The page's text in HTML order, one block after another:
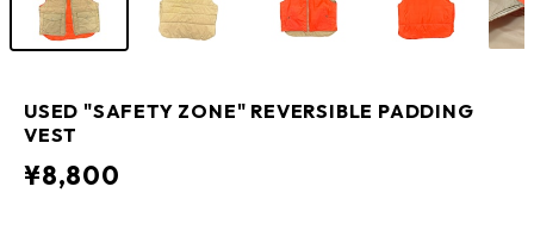
USED "SAFETY ZONE" REVERSIBLE PADDING
VEST
¥8,800